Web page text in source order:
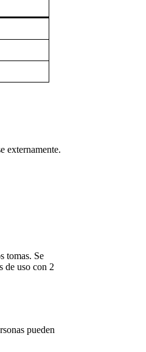
externamente.
tomas. Se
de uso con 2
pueden